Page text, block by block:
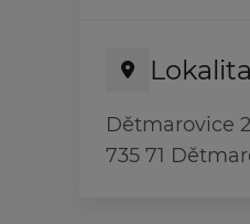
Lokalita
Dětmarovice
735 71